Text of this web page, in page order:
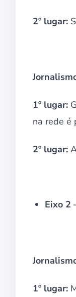
2º lugar:
1º lugar:
na rede é
2º lugar:
Eixo 2
1º lugar: